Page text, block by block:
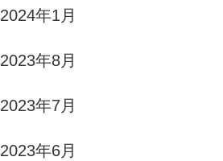
2024年1月
2023年8月
2023年7月
2023年6月